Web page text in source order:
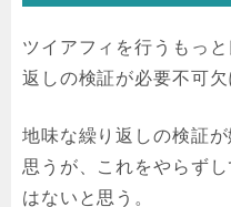
ツイアフィを行うもっ
返しの検証が必要不可欠
地味な繰り返しの検証
思うが、これをやらず
はないと思う。